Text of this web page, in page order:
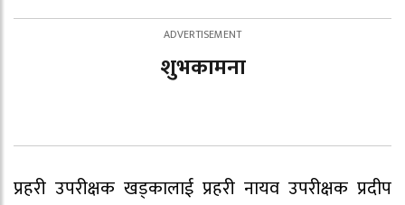
शुभकामना
प्रहरी उपरीक्षक खड्कालाई प्रहरी नायव उपरीक्षक प्रदीप